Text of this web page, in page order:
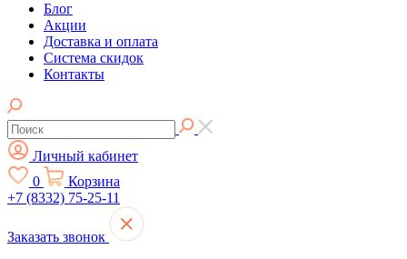
Блог
Акции
Доставка и оплата
Система скидок
Контакты
Личный кабинет
0
Корзина
+7 (8332) 75-25-11
Заказать звонок